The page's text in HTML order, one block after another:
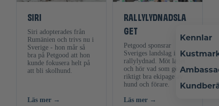
Kennlar
SIRI
Siri adopterades från
Rumänien och trivs nu i
Sverige - hon mår så
bra på Petgood att hon
kunde fokusera helt på
att bli skolhund.
Läs mer →
RALLYLYDNADSLA
GET
Petgood sponsrar
Sveriges landslag i
rallylydnad. Möt laget
och hör vad som gör ett
riktigt bra ekipage av
hund och förare.
Läs mer →
Återbetalningspolicy